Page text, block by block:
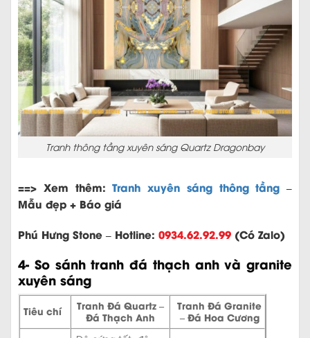
Tranh thông tầng xuyên sáng Quartz Dragonbay
==> Xem thêm:Tranh xuyên sáng thông tầng –
Mẫu đẹp + Báo giá
Phú Hưng Stone – Hotline: 0934.62.92.99 (Có Zalo)
4- So sánh tranh đá thạch anh và granite
xuyên sáng
Tiêu chí
Tranh Đá Quartz –
Đá Thạch Anh
Tranh Đá Granite
– Đá Hoa Cương